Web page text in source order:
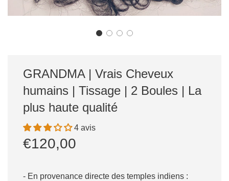
GRANDMA | Vrais Cheveux
humains | Tissage | 2 Boules | La
plus haute qualité
4 avis
Prix
Prix
€120,00
- En provenance directe des temples indiens :